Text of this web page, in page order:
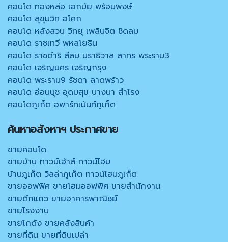
คอนโด ทองหล่อ เอกมัย พร้อมพงษ์
คอนโด สุขุมวิท อโศก
คอนโด หลังสวน วิทยุ เพลินจิต ชิดลม
คอนโด ราชเทวี พหลโยธิน
คอนโด ราชดำริ สีลม นราธิวาส สาทร พระราม3
คอนโด เจริญนคร เจริญกรุง
คอนโด พระราม9 รัชดา ลาดพร้าว
คอนโด อ่อนนุช อุดมสุข บางนา สำโรง
คอนโดภูเก็ต อพาร์ทเม้นท์ภูเก็ต
ค้นหาอสังหาฯ ประกาศขาย
ขายคอนโด
ขายบ้าน ทาวน์เฮ้าส์ ทาวน์โฮม
บ้านภูเก็ต วิลล่าภูเก็ต ทาวน์โฮมภูเก็ต
ขายออฟฟิศ ขายโฮมออฟฟิศ ขายสำนักงาน
ขายตึกแถว ขายอาคารพาณิชย์
ขายโรงงาน
ขายโกดัง ขายคลังสินค้า
ขายที่ดิน ขายที่ดินเปล่า